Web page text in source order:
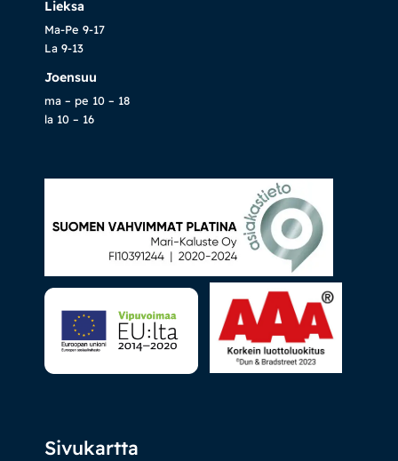
Lieksa
Ma-Pe 9-17
La 9-13
Joensuu
ma – pe 10 – 18
la 10 – 16
Sivukartta